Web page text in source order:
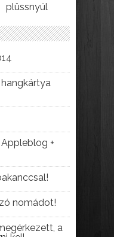
plüssnyúl
hangkártya
Appleblog +
nomádot!
a